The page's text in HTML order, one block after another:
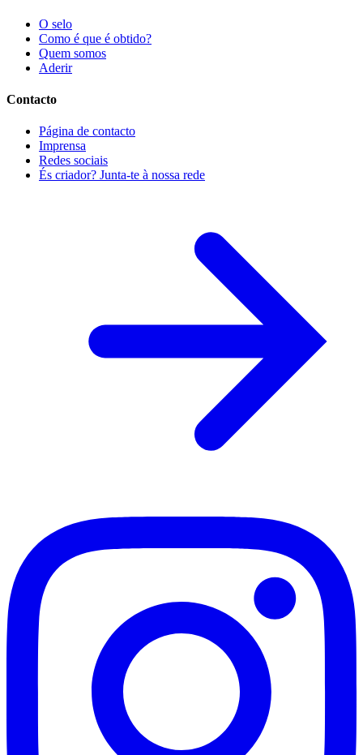
O selo
Como é que é obtido?
Quem somos
Aderir
Contacto
Página de contacto
Imprensa
Redes sociais
És criador? Junta-te à nossa rede